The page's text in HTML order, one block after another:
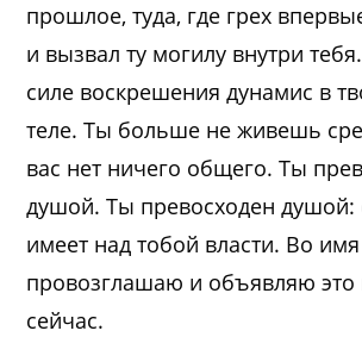
прошлое, туда, где грех
и вызвал ту могилу внутри
силе воскрешения дунамис в
теле. Ты больше не живешь
вас нет ничего общего. Ты
душой. Ты превосходен душой:
имеет над тобой власти. Во
провозглашаю и объявляю это
сейчас.